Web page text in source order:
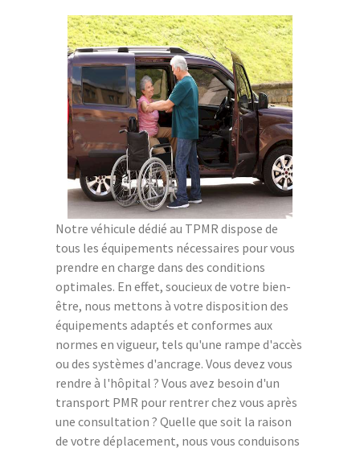
Notre véhicule dédié au TPMR dispose de
tous les équipements nécessaires pour vous
prendre en charge dans des conditions
optimales. En effet, soucieux de votre bien-
être, nous mettons à votre disposition des
équipements adaptés et conformes aux
normes en vigueur, tels qu'une rampe d'accès
ou des systèmes d'ancrage. Vous devez vous
rendre à l'hôpital ? Vous avez besoin d'un
transport PMR pour rentrer chez vous après
une consultation ? Quelle que soit la raison
de votre déplacement, nous vous conduisons